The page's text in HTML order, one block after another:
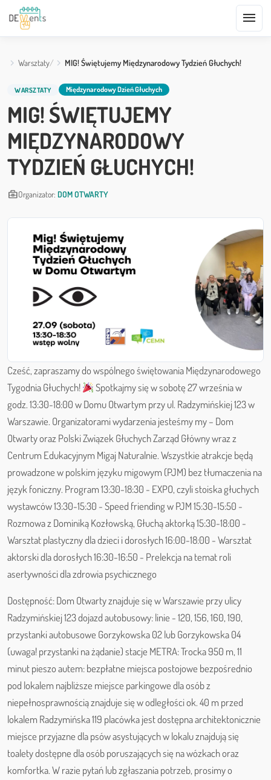
menu
Warsztaty MIG! Świętujemy Międzynarodowy Tydzień Głuchych!
WARSZTATY Międzynarodowy Dzień Głuchych
MIG! ŚWIĘTUJEMY
MIĘDZYNARODOWY
TYDZIEŃ GŁUCHYCH!
business_centerOrganizator: DOM OTWARTY
Cześć, zapraszamy do wspólnego świętowania Międzynarodowego
Tygodnia Głuchych!
Spotkajmy się w sobotę 27 września w
godz. 13:30-18:00 w Domu Otwartym przy ul. Radzymińskiej 123 w
Warszawie. Organizatorami wydarzenia jesteśmy my – Dom
Otwarty oraz Polski Związek Głuchych Zarząd Główny wraz z
Centrum Edukacyjnym Migaj Naturalnie. Wszystkie atrakcje będą
prowadzone w polskim języku migowym (PJM) bez tłumaczenia na
język foniczny. Program 13:30-18:30 - EXPO, czyli stoiska głuchych
wystawców 13:30-15:30 - Speed friending w PJM 15:30-15:50 -
Rozmowa z Dominiką Kozłowską, Głuchą aktorką 15:30-18:00 -
Warsztat plastyczny dla dzieci i dorosłych 16:00-18:00 - Warsztat
aktorski dla dorosłych 16:30-16:50 - Prelekcja na temat roli
asertywności dla zdrowia psychicznego
Dostępność: Dom Otwarty znajduje się w Warszawie przy ulicy
Radzymińskiej 123 dojazd autobusowy: linie - 120, 156, 160, 190,
przystanki autobusowe Gorzykowska 02 lub Gorzykowska 04
(uwaga! przystanki na żądanie) stacje METRA: Trocka 950 m, 11
minut pieszo autem: bezpłatne miejsca postojowe bezpośrednio
pod lokalem najbliższe miejsce parkingowe dla osób z
niepełnosprawnością znajduje się w odległości ok. 40 m przed
lokalem Radzymińska 119 placówka jest dostępna architektonicznie
miejsce przyjazne dla psów asystujących w lokalu znajdują się
toalety dostępne dla osób poruszających się na wózkach oraz
komfortka. W razie pytań lub zgłaszania potrzeb, prosimy o